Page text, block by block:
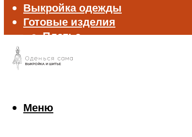
Выкройка одежды
Готовые изделия
Платье
Блуза и рубашка
Джемпер и свитер
Меню